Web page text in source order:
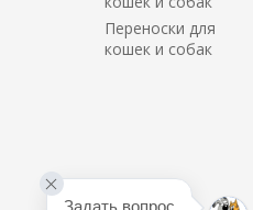
Переноски для
кошек и собак
Задать вопрос